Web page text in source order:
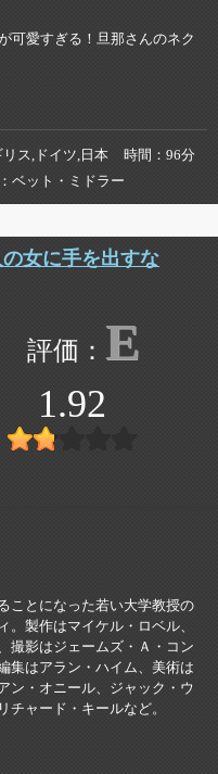
可愛すぎる！旦那さんのネク
ス,ドイツ,日本 時間
96分
ベット・ミドラー
女に手を出すな
E
1.92
ことになった若い大学教授の
製作はマイケル・ロベル、
撮影はジェームズ・Ａ・コン
集はアラン・ハイム、美術は
ン・オニール、ジャック・ウ
チャード・キールなど。